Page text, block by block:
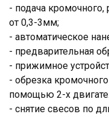
- подача
от 0,3-3мм;
- автоматическое
- предварительная
- прижимное
- обрезка
помощью 2-х
- снятие свесов по